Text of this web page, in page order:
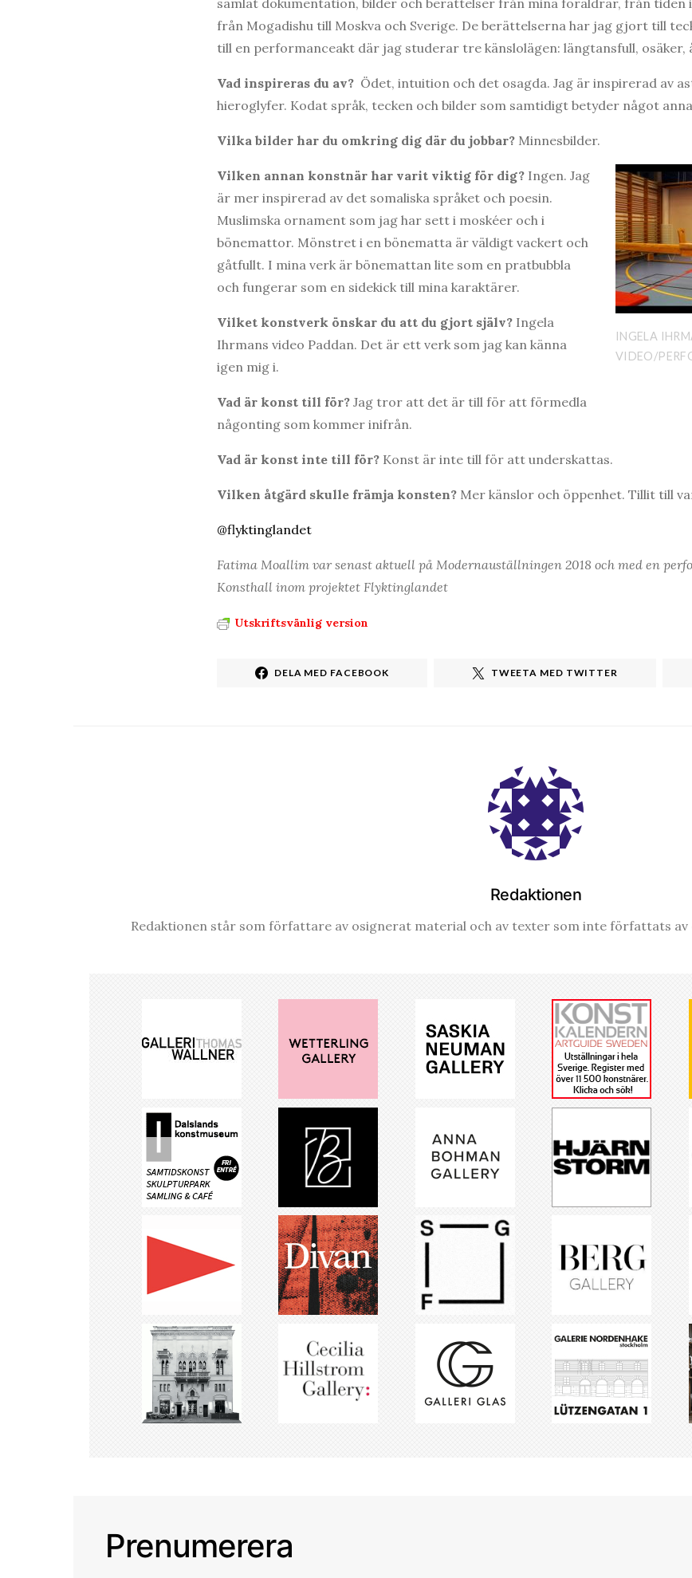
från Mogadishu till Moskva och Sverige. De berättelserna har jag gjort till
till en performanceakt där jag studerar tre känslolägen: längtansfull, osäker,
Vad inspireras du av? Ödet, intuition och det osagda. Jag är inspirerad av
hieroglyfer. Kodat språk, tecken och bilder som samtidigt betyder något
Vilka bilder har du omkring dig där du jobbar? Minnesbilder.
INGELA
VIDEO/
Vilken annan konstnär har varit viktig för dig? Ingen. Jag
är mer inspirerad av det somaliska språket och poesin.
Muslimska ornament som jag har sett i moskéer och i
bönemattor. Mönstret i en bönematta är väldigt vackert och
gåtfullt. I mina verk är bönemattan lite som en pratbubbla
och fungerar som en sidekick till mina karaktärer.
Vilket konstverk önskar du att du gjort själv? Ingela
Ihrmans video Paddan. Det är ett verk som jag kan känna
igen mig i.
Vad är konst till för? Jag tror att det är till för att förmedla
någonting som kommer inifrån.
Vad är konst inte till för? Konst är inte till för att underskattas.
Vilken åtgärd skulle främja konsten? Mer känslor och öppenhet. Tillit till
@flyktinglandet
Fatima Moallim var senast aktuell på Modernauställningen 2018 och med en
Konsthall inom projektet Flyktinglandet
Utskriftsvänlig version
DELA MED FACEBOOK TWEETA MED TWITTER
Redaktionen
Redaktionen står som författare av osignerat material och av texter som inte författats
Prenumerera